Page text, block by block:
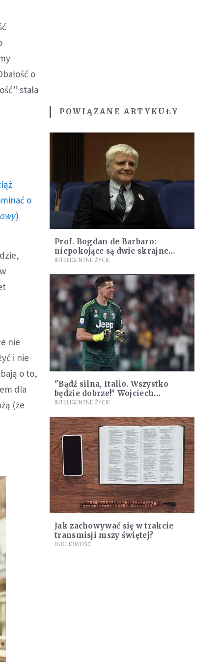
o
stała
o
)
nie
i nie
o to,
dla
(że
POWIĄZANE ARTYKUŁY
Prof. Bogdan de Barbaro:
niepokojące są dwie skrajne
postawy w czasie epidemii
INTELIGENTNE ŻYCIE
"Bądź silna, Italio. Wszystko
będzie dobrze!" Wojciech
Szczęsny wspiera Włochów
INTELIGENTNE ŻYCIE
Jak zachowywać się w trakcie
transmisji mszy świętej?
DUCHOWOŚĆ